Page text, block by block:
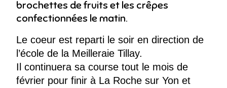
brochettes de fruits et les crêpes
confectionnées le matin.
Le coeur est reparti le soir en direction de
l’école de la Meilleraie Tillay.
Il continuera sa course tout le mois de
février pour finir à La Roche sur Yon et